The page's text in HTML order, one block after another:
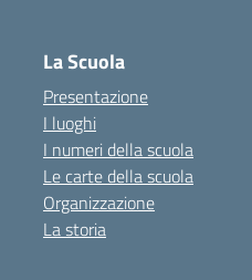
La Scuola
Presentazione
I luoghi
I numeri della scuola
Le carte della scuola
Organizzazione
La storia